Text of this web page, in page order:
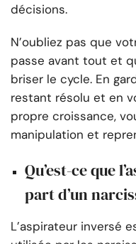
décisions.
N’oubliez pas que
passe avant tout et
briser le cycle. En
restant résolu et en
propre croissance,
manipulation et
Qu’est-ce que
part d’un
L’aspirateur inversé